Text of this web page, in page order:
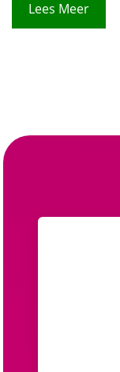
Lees Meer